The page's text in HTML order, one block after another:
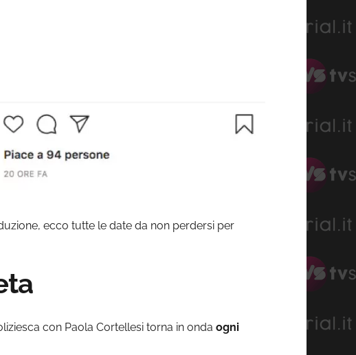
ecco tutte le date da non perdersi per
con Paola Cortellesi torna in onda ogni